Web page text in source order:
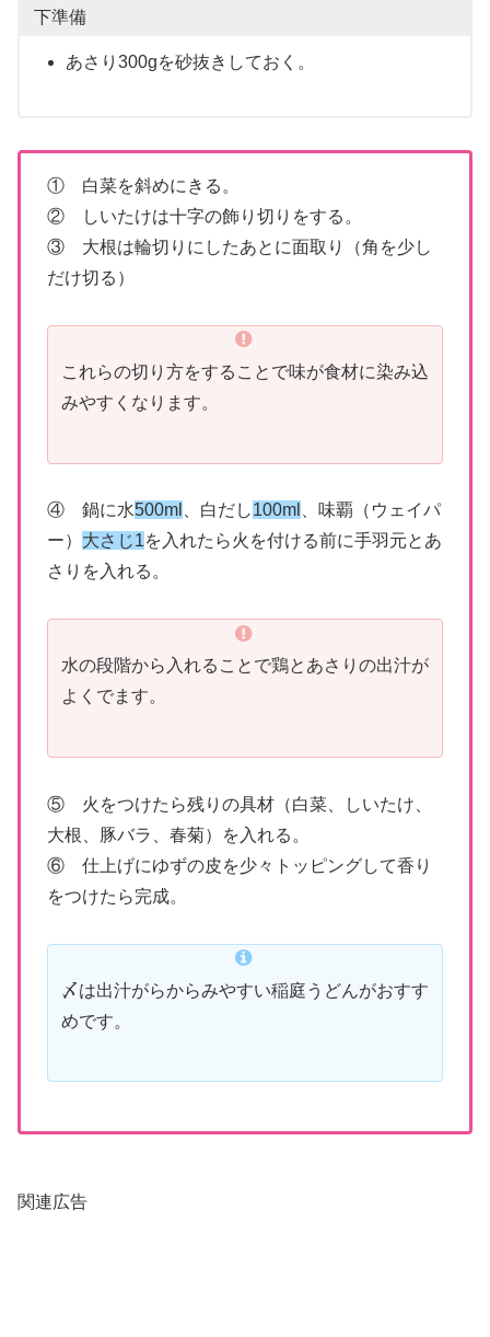
下準備
あさり300gを砂抜きしておく。
① 白菜を斜めにきる。
② しいたけは十字の飾り切りをする。
③ 大根は輪切りにしたあとに面取り（角を少し
だけ切る）
これらの切り方をすることで味が食材に染み込
みやすくなります。
④ 鍋に水500ml 、白だし100ml
、味覇（ウェイパ
ー） 大さじ1を入れたら火を付ける前に手羽元とあ
さりを入れる。
水の段階から入れることで鶏とあさりの出汁が
よくでます。
⑤ 火をつけたら残りの具材（白菜、しいたけ、
大根、豚バラ、春菊）を入れる。
⑥ 仕上げにゆずの皮を少々トッピングして香り
をつけたら完成。
〆は出汁がらからみやすい稲庭うどんがおすす
めです。
関連広告